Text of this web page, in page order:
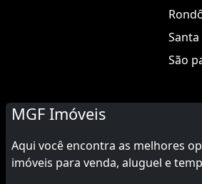
São
MGF Imóveis
Aqui você encontra as melhores
imóveis para venda, aluguel e